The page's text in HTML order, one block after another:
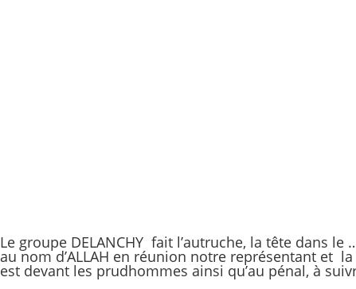
Le groupe DELANCHY fait l’autruche, la tête dans
au nom d’ALLAH en réunion notre représentant et
est devant les prudhommes ainsi qu’au pénal, à